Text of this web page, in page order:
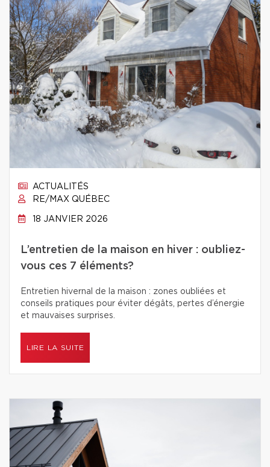
ACTUALITÉS
RE/MAX QUÉBEC
18 JANVIER 2026
L’entretien de la maison en hiver : oubliez-
vous ces 7 éléments?
Entretien hivernal de la maison : zones oubliées et
conseils pratiques pour éviter dégâts, pertes d’énergie
et mauvaises surprises.
LIRE LA SUITE